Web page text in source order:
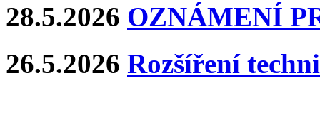
28.5.2026 OZNÁMENÍ
26.5.2026 Rozšíření